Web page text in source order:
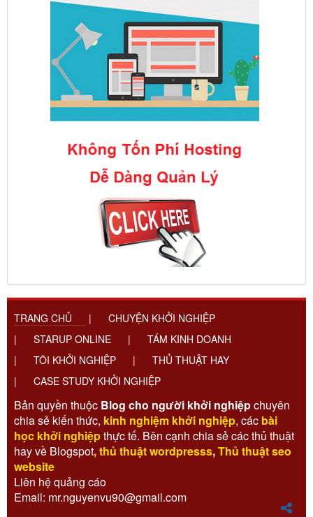
TRANG CHỦ |
CHUYỆN KHỞI NGHIỆP
|
STARUP ONLINE |
TÁM KINH DOANH
|
TÔI KHỞI NGHIỆP |
THỦ THUẬT HAY
|
CASE STUDY KHỞI NGHIỆP
Bản quyền thuộc Blog cho người khởi nghiệpchuyên
chia sẻ kiến thức, kinh nghiệm khởi nghiệp, các bài
học khởi nghiệpthực tế. Bên cạnh chia sẻ các thủ thuật
hay về Blogspot,thủ thuật wordpresss,Thủ thuật seo
website
Liên hệ quảng cáo
Email: mr.nguyenvu90@gmail.com